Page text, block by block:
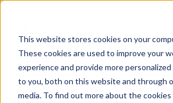
This website stores cookies on your
These cookies are used to improve your
experience and provide more
to you, both on this website and through
media. To find out more about the cookies
Igiene